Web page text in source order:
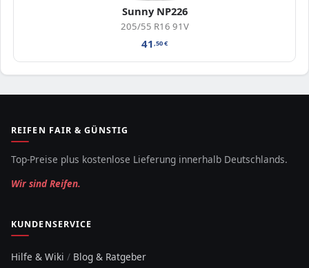
Sunny NP226
205/55 R16 91V
41,50€
REIFEN FAIR & GÜNSTIG
Top-Preise plus kostenlose Lieferung innerhalb Deutschlands.
Wir sind Reifen.
KUNDENSERVICE
Hilfe & Wiki / Blog & Ratgeber